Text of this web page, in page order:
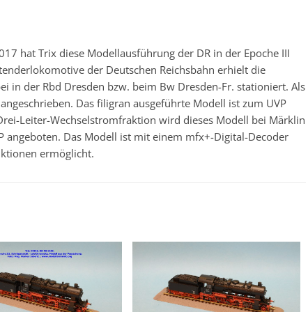
hat Trix diese Modellausführung der DR in der Epoche III
der Deutschen Reichsbahn erhielt die
in der Rbd Dresden bzw. beim Bw Dresden-Fr. stationiert. Als
Das filigran ausgeführte Modell ist zum UVP
Leiter-Wechselstromfraktion wird dieses Modell bei Märklin
Das Modell ist mit einem mfx+-Digital-Decoder
ermöglicht.